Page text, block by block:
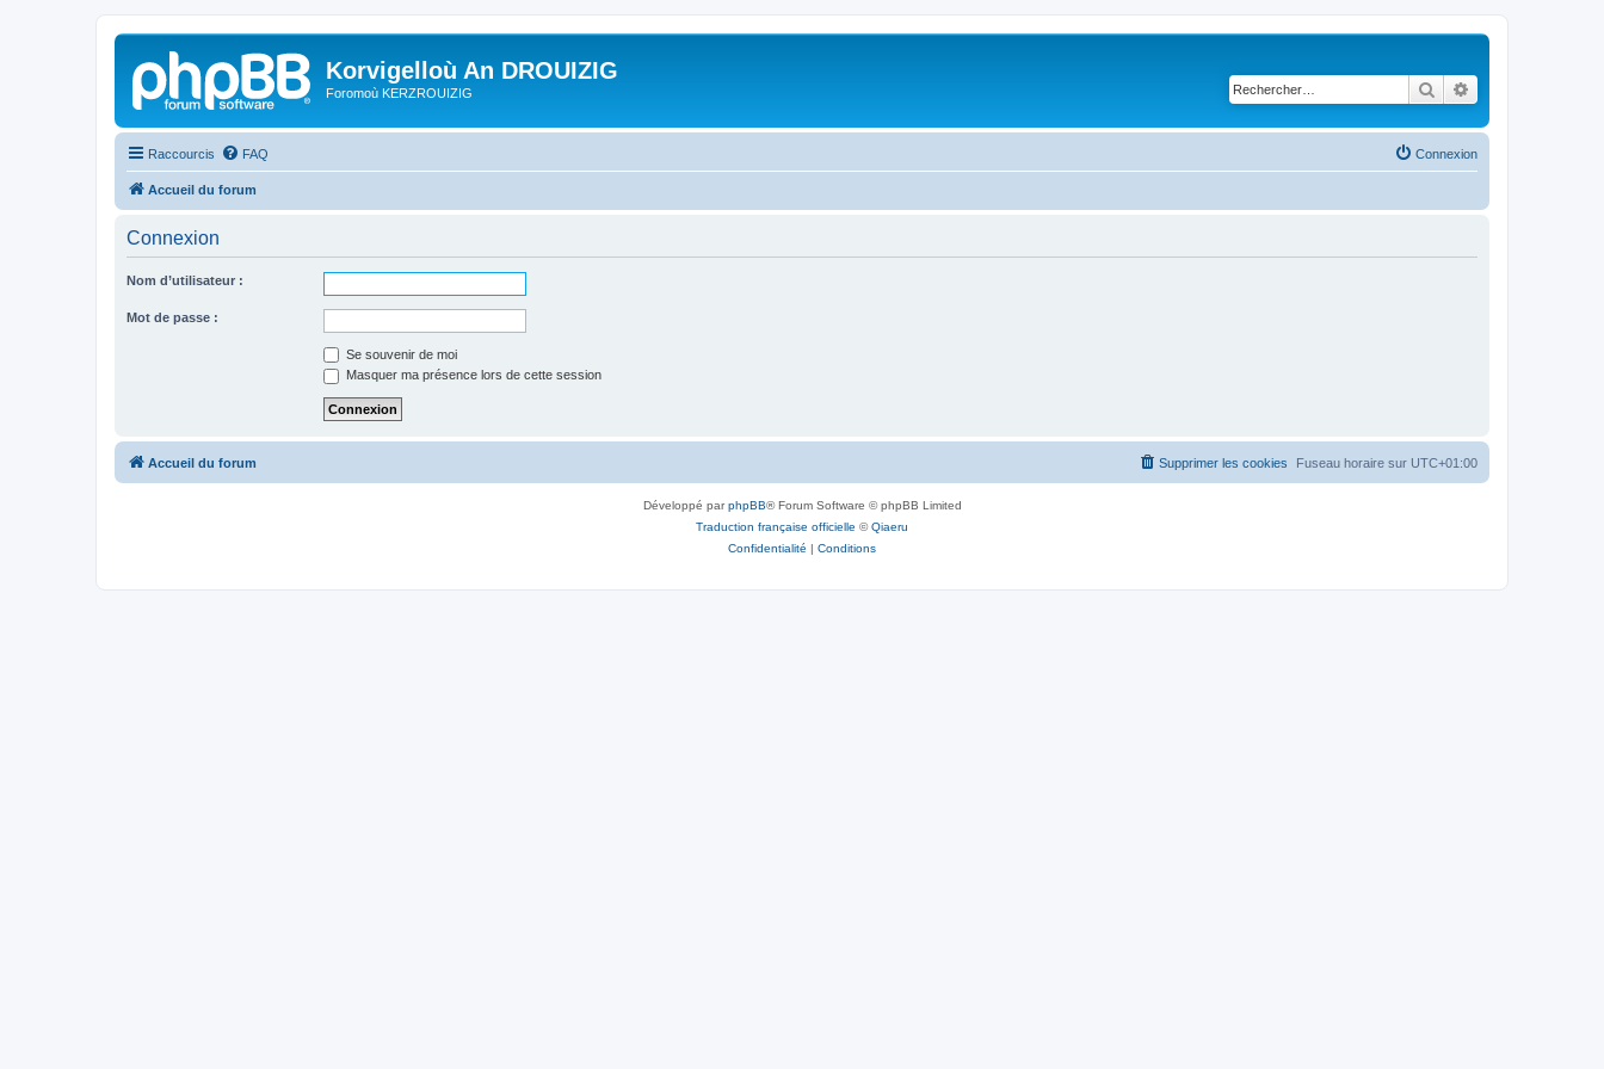
Korvigelloù An DROUIZIG
Foromoù KERZROUIZIG Rechercher
Raccourcis FAQ Connexion
Accueil du forum
Connexion
Nom d’utilisateur :
Mot de passe :
Se souvenir de moi
Masquer ma présence lors de cette session
Accueil du forum Fuseau horaire sur UTC+01:00
Supprimer les cookies
Développé parphpBB® Forum Software © phpBB Limited
Traduction française officielle ©Qiaeru
Confidentialité | Conditions